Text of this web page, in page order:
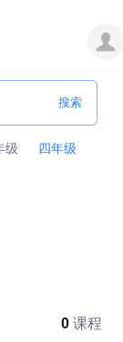
级
四年级
0 课程